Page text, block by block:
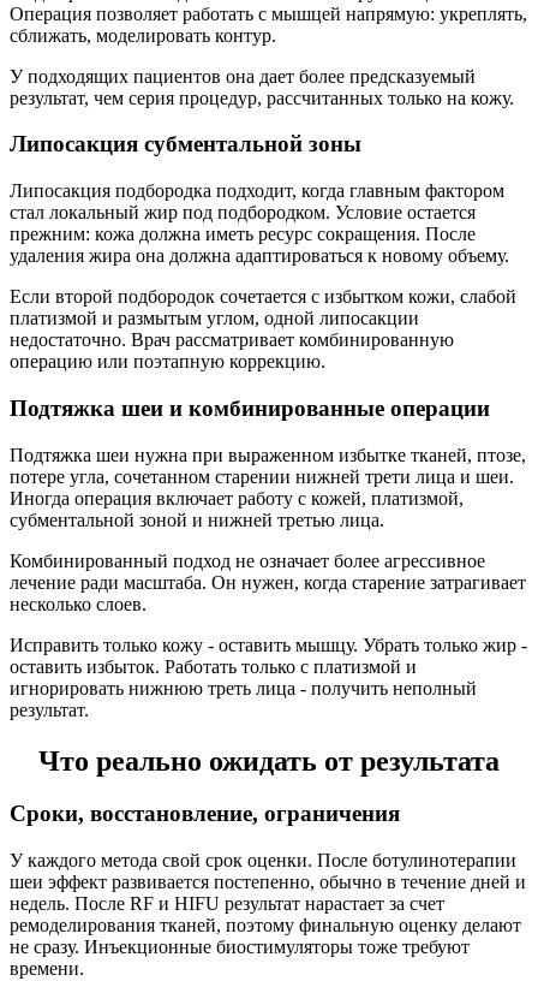
Операция позволяет работать с мышцей напрямую: укреплять,
сближать, моделировать контур.
У подходящих пациентов она дает более предсказуемый
результат, чем серия процедур, рассчитанных только на кожу.
Липосакция субментальной зоны
Липосакция подбородка подходит, когда главным фактором
стал локальный жир под подбородком. Условие остается
прежним: кожа должна иметь ресурс сокращения. После
удаления жира она должна адаптироваться к новому объему.
Если второй подбородок сочетается с избытком кожи, слабой
платизмой и размытым углом, одной липосакции
недостаточно. Врач рассматривает комбинированную
операцию или поэтапную коррекцию.
Подтяжка шеи и комбинированные операции
Подтяжка шеи нужна при выраженном избытке тканей, птозе,
потере угла, сочетанном старении нижней трети лица и шеи.
Иногда операция включает работу с кожей, платизмой,
субментальной зоной и нижней третью лица.
Комбинированный подход не означает более агрессивное
лечение ради масштаба. Он нужен, когда старение затрагивает
несколько слоев.
Исправить только кожу - оставить мышцу. Убрать только жир -
оставить избыток. Работать только с платизмой и
игнорировать нижнюю треть лица - получить неполный
результат.
Что реально ожидать от результата
Сроки, восстановление, ограничения
У каждого метода свой срок оценки. После ботулинотерапии
шеи эффект развивается постепенно, обычно в течение дней и
недель. После RF и HIFU результат нарастает за счет
ремоделирования тканей, поэтому финальную оценку делают
не сразу. Инъекционные биостимуляторы тоже требуют
времени.